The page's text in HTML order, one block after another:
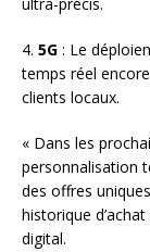
4. 5G : Le
temps réel
clients locaux.
« Dans les
personnalisation
des offres
historique
digital.